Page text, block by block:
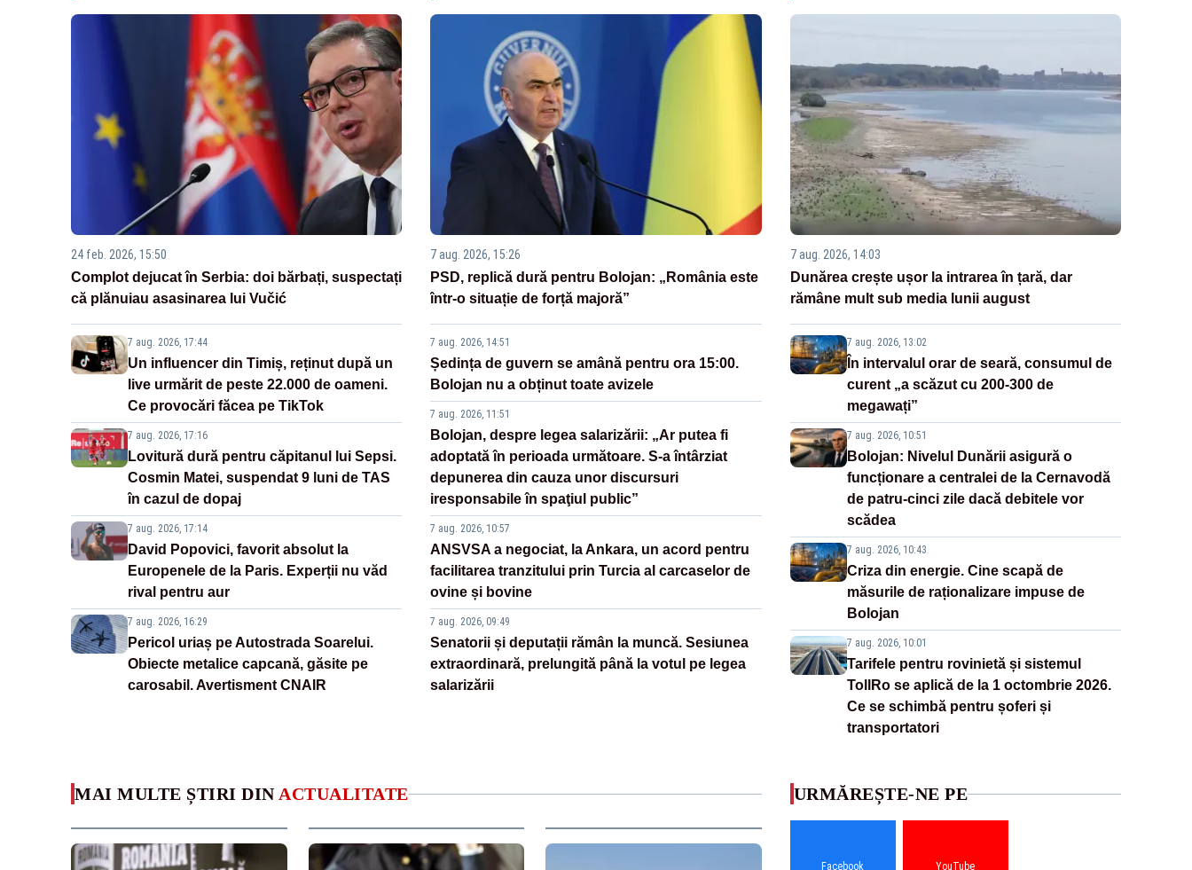
24 feb. 2026, 15:50
Complot dejucat în Serbia: doi bărbați, suspectați
că plănuiau asasinarea lui Vučić
7 aug. 2026, 17:44
Un influencer din Timiș, reținut după un
live urmărit de peste 22.000 de oameni.
Ce provocări făcea pe TikTok
7 aug. 2026, 17:16
Lovitură dură pentru căpitanul lui Sepsi.
Cosmin Matei, suspendat 9 luni de TAS
în cazul de dopaj
7 aug. 2026, 17:14
David Popovici, favorit absolut la
Europenele de la Paris. Experții nu văd
rival pentru aur
7 aug. 2026, 16:29
Pericol uriaș pe Autostrada Soarelui.
Obiecte metalice capcană, găsite pe
carosabil. Avertisment CNAIR
7 aug. 2026, 15:26
PSD, replică dură pentru Bolojan: „România este
într-o situație de forță majoră”
7 aug. 2026, 14:51
Ședința de guvern se amână pentru ora 15:00.
Bolojan nu a obținut toate avizele
7 aug. 2026, 11:51
Bolojan, despre legea salarizării: „Ar putea fi
adoptată în perioada următoare. S-a întârziat
depunerea din cauza unor discursuri
iresponsabile în spaţiul public”
7 aug. 2026, 10:57
ANSVSA a negociat, la Ankara, un acord pentru
facilitarea tranzitului prin Turcia al carcaselor de
ovine și bovine
7 aug. 2026, 09:49
Senatorii și deputații rămân la muncă. Sesiunea
extraordinară, prelungită până la votul pe legea
salarizării
7 aug. 2026, 14:03
Dunărea crește ușor la intrarea în țară, dar
rămâne mult sub media lunii august
7 aug. 2026, 13:02
În intervalul orar de seară, consumul de
curent „a scăzut cu 200-300 de
megawați”
7 aug. 2026, 10:51
Bolojan: Nivelul Dunării asigură o
funcționare a centralei de la Cernavodă
de patru-cinci zile dacă debitele vor
scădea
7 aug. 2026, 10:43
Criza din energie. Cine scapă de
măsurile de raționalizare impuse de
Bolojan
7 aug. 2026, 10:01
Tarifele pentru rovinietă și sistemul
TollRo se aplică de la 1 octombrie 2026.
Ce se schimbă pentru șoferi și
transportatori
MAI MULTE ȘTIRI DIN ACTUALITATE URMĂREȘTE-NE PE
Facebook YouTube